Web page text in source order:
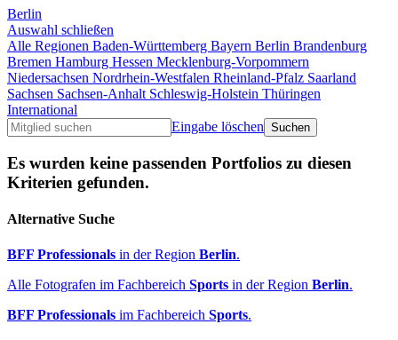
Berlin
Auswahl schließen
Alle Regionen Baden-Württemberg Bayern Berlin Brandenburg
Bremen Hamburg Hessen Mecklenburg-Vorpommern
Niedersachsen Nordrhein-Westfalen Rheinland-Pfalz Saarland
Sachsen Sachsen-Anhalt Schleswig-Holstein Thüringen
International
Eingabe löschen
Es wurden keine passenden Portfolios zu diesen
Kriterien gefunden.
Alternative Suche
BFF Professionals in der Region Berlin.
Alle Fotografen im Fachbereich Sports in der Region Berlin.
BFF Professionals im Fachbereich Sports.